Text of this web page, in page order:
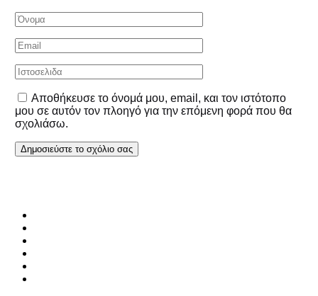
Αποθήκευσε το όνομά μου, email, και τον ιστότοπο
μου σε αυτόν τον πλοηγό για την επόμενη φορά που θα
σχολιάσω.